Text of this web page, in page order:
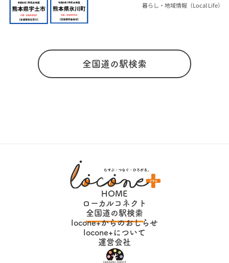
暮らし・地域情報（Local Life）
全国道の駅検索
HOME
ローカルコネクト
全国道の駅検索
locone+からのおしらせ
locone+について
運営会社